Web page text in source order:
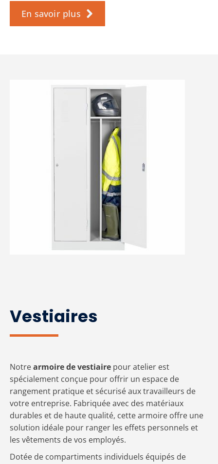
En savoir plus
Vestiaires
Notrearmoire de vestiaire pour atelier est
spécialement conçue pour offrir un espace de
rangement pratique et sécurisé aux travailleurs de
votre entreprise. Fabriquée avec des matériaux
durables et de haute qualité, cette armoire offre une
solution idéale pour ranger les effets personnels et
les vêtements de vos employés.
Dotée de compartiments individuels équipés de